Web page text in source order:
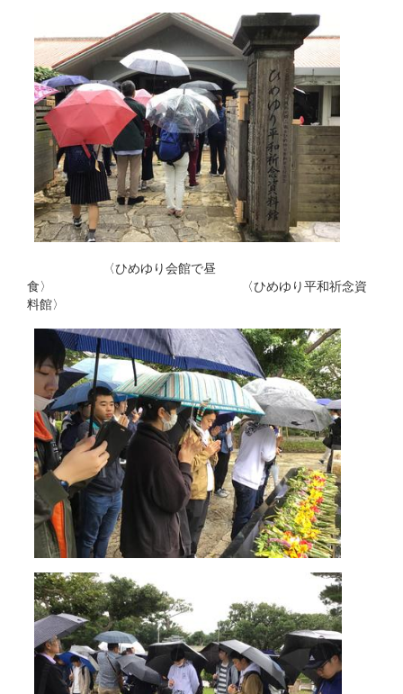
〈ひめゆり会館で昼
食〉 〈ひめゆり平和祈念資
料館〉